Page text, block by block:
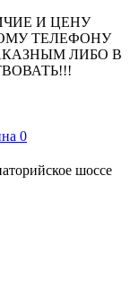
И ЦЕНУ
ТЕЛЕФОНУ
ЛИБО В
0
шоссе